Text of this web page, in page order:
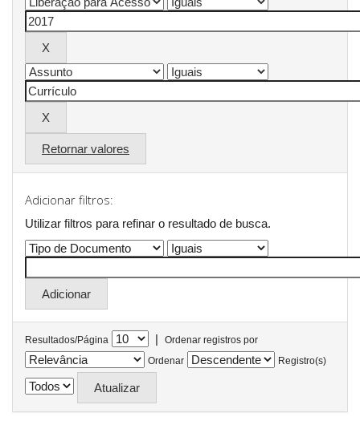
Retornar valores
Adicionar filtros:
Utilizar filtros para refinar o resultado de busca.
Resultados/Página |
Ordenar registros por
Ordenar
Registro(s)